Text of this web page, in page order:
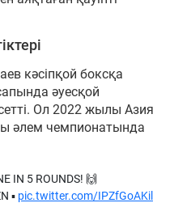
кәсіпқой боксқа
әуесқой
Ол 2022 жылы Азия
әлем чемпионатында
IN 5 ROUNDS! 🙌
▪️ pic.twitter.com/IPZfGoAKil